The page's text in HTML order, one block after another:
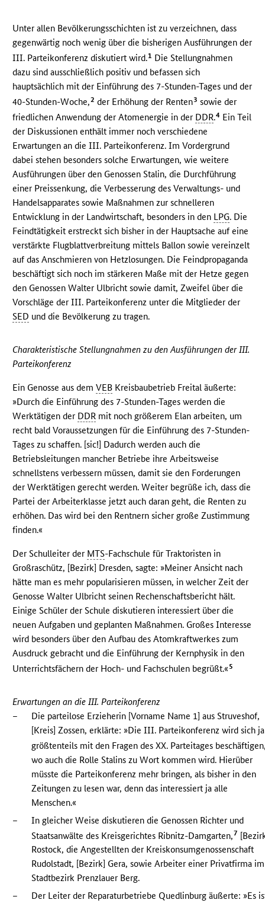
Unter allen Bevölkerungsschichten ist zu verzeichnen, dass
gegenwärtig noch wenig über die bisherigen Ausführungen der
III. Parteikonferenz diskutiert wird.1 Die Stellungnahmen
dazu sind ausschließlich positiv und befassen sich
hauptsächlich mit der Einführung des 7-Stunden-Tages und der
40-Stunden-Woche,2 der Erhöhung der Renten3 sowie der
friedlichen Anwendung der Atomenergie in der DDR.4 Ein Teil
der Diskussionen enthält immer noch verschiedene
Erwartungen an die III. Parteikonferenz. Im Vordergrund
dabei stehen besonders solche Erwartungen, wie weitere
Ausführungen über den Genossen Stalin, die Durchführung
einer Preissenkung, die Verbesserung des Verwaltungs- und
Handelsapparates sowie Maßnahmen zur schnelleren
Entwicklung in der Landwirtschaft, besonders in den LPG. Die
Feindtätigkeit erstreckt sich bisher in der Hauptsache auf eine
verstärkte Flugblattverbreitung mittels Ballon sowie vereinzelt
auf das Anschmieren von Hetzlosungen. Die Feindpropaganda
beschäftigt sich noch im stärkeren Maße mit der Hetze gegen
den Genossen Walter Ulbricht sowie damit, Zweifel über die
Vorschläge der III. Parteikonferenz unter die Mitglieder der
SED und die Bevölkerung zu tragen.
Charakteristische Stellungnahmen zu den Ausführungen der III.
Parteikonferenz
Ein Genosse aus demVEB Kreisbaubetrieb Freital äußerte:
»Durch die Einführung des 7-Stunden-Tages werden die
Werktätigen der DDR mit noch größerem Elan arbeiten, um
recht bald Voraussetzungen für die Einführung des 7-Stunden-
Tages zu schaffen. [sic!] Dadurch werden auch die
Betriebsleitungen mancher Betriebe ihre Arbeitsweise
schnellstens verbessern müssen, damit sie den Forderungen
der Werktätigen gerecht werden. Weiter begrüße ich, dass die
Partei der Arbeiterklasse jetzt auch daran geht, die Renten zu
erhöhen. Das wird bei den Rentnern sicher große Zustimmung
finden.«
Der Schulleiter der MTS-Fachschule für Traktoristen in
Großraschütz, [Bezirk] Dresden, sagte: »Meiner Ansicht nach
hätte man es mehr popularisieren müssen, in welcher Zeit der
Genosse Walter Ulbricht seinen Rechenschaftsbericht hält.
Einige Schüler der Schule diskutieren interessiert über die
neuen Aufgaben und geplanten Maßnahmen. Großes Interesse
wird besonders über den Aufbau des Atomkraftwerkes zum
Ausdruck gebracht und die Einführung der Kernphysik in den
Unterrichtsfächern der Hoch- und Fachschulen begrüßt.« 5
Erwartungen an die III. Parteikonferenz
–
Die parteilose Erzieherin [Vorname Name 1] aus Struveshof,
[Kreis] Zossen, erklärte: »Die III. Parteikonferenz wird sich ja
größtenteils mit den Fragen des XX. Parteitages
wo auch die Rolle Stalins zu Wort kommen wird. Hierüber
müsste die Parteikonferenz mehr bringen, als bisher in den
Zeitungen zu lesen war, denn das interessiert ja alle
Menschen.«
–
In gleicher Weise diskutieren die Genossen Richter und
Staatsanwälte des Kreisgerichtes Ribnitz-Damgarten,7
Rostock, die Angestellten der Kreiskonsumgenossenschaft
Rudolstadt, [Bezirk] Gera, sowie Arbeiter einer Privatfirma im
Stadtbezirk Prenzlauer Berg.
–
Der Leiter der Reparaturbetriebe Quedlinburg äußerte: »Es